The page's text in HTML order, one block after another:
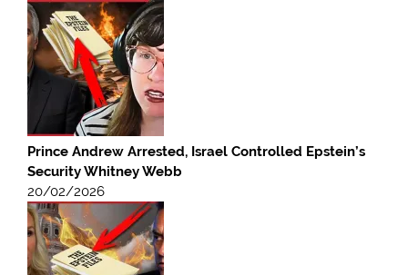
Prince Andrew Arrested, Israel Controlled Epstein’s
Security Whitney Webb
20/02/2026